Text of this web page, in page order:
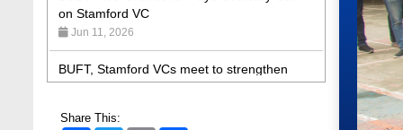
BUFT, Stamford VCs meet to strengthen
academic collaboration
Apr 6, 2026
Innovation and Practical Legal Insight at
Share This: